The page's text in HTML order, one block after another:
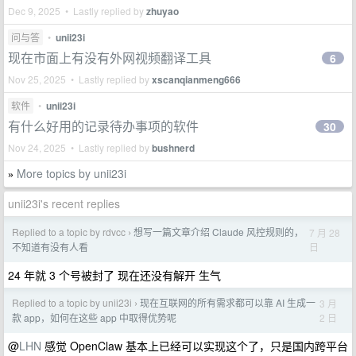
Dec 9, 2025 • Lastly replied byzhuyao
问与答 • unii23i
现在市面上有没有外网视频翻译工具
Nov 25, 2025 • Lastly replied byxscanqianmeng666
6
软件 • unii23i
有什么好用的记录待办事项的软件
Nov 24, 2025 • Lastly replied bybushnerd
30
» More topics by unii23i
unii23i's recent replies
Replied to a topic by rdvcc › 想写一篇文章介绍 Claude 风控规则的，
不知道有没有人看
7 月 28
日
24 年就 3 个号被封了 现在还没有解开 生气
Replied to a topic by unii23i › 现在互联网的所有需求都可以靠 AI 生成一
款 app，如何在这些 app 中取得优势呢
3 月
2 日
@LHN 感觉 OpenClaw 基本上已经可以实现这个了，只是国内跨平台